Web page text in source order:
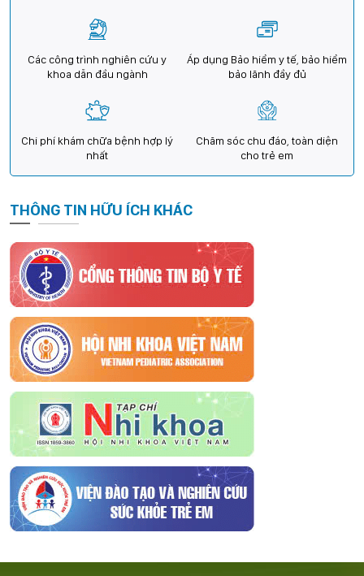
Các công trình nghiên cứu y
khoa dẫn đầu ngành
Áp dụng Bảo hiểm y tế, bảo hiểm
bảo lãnh đầy đủ
Chi phí khám chữa bệnh hợp lý
nhất
Chăm sóc chu đáo, toàn diện
cho trẻ em
THÔNG TIN HỮU ÍCH KHÁC